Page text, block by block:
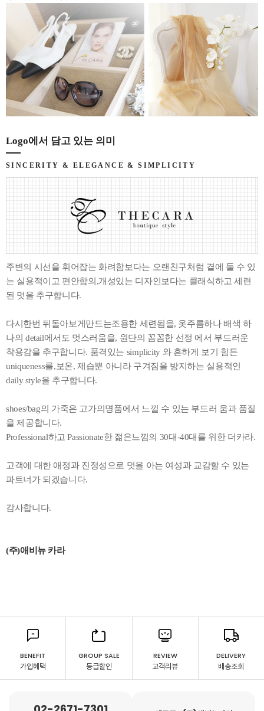
Logo에서 담고 있는 의미
SINCERITY & ELEGANCE & SIMPLICITY
주변의 시선을 휘어잡는 화려함보다는 오랜친구처럼 곁에 둘 수 있
는 실용적이고 편안함의,개성있는 디자인보다는 클래식하고 세련
된 멋을 추구합니다.
다시한번 뒤돌아보게만드는조용한 세련됨을, 옷주름하나 배색 하
나의 detail에서도 멋스러움을, 원단의 꼼꼼한 선정 에서 부드러운
착용감을 추구합니다. 품격있는 simplicity 와 흔하게 보기 힘든
uniqueness를,보온, 제습뿐 아니라 구겨짐을 방지하는 실용적인
daily style을 추구합니다.
shoes/bag의 가죽은 고가의명품에서 느낄 수 있는 부드러 움과 품질
을 제공합니다.
Professional하고 Passionate한 젊은느낌의 30대-40대를 위한 더카라.
고객에 대한 애정과 진정성으로 멋을 아는 여성과 교감할 수 있는
파트너가 되겠습니다.
감사합니다.
(주)애비뉴 카라
BENEFIT
가입혜택
GROUP SALE
등급할인
REVIEW
고객리뷰
DELIVERY
배송조회